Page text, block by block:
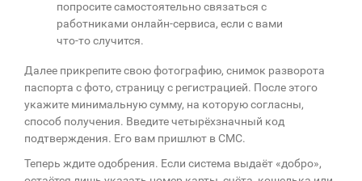
попросите самостоятельно связаться с
работниками онлайн-сервиса, если с вами
что-то случится.
Далее прикрепите свою фотографию, снимок разворота
паспорта с фото, страницу с регистрацией. После этого
укажите минимальную сумму, на которую согласны,
способ получения. Введите четырёхзначный код
подтверждения. Его вам пришлют в СМС.
Теперь ждите одобрения. Если система выдаёт «добро»,